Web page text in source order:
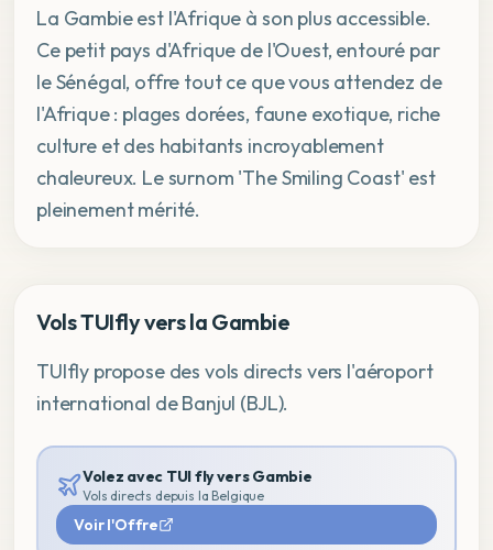
La Gambie est l'Afrique à son plus accessible.
Ce petit pays d'Afrique de l'Ouest, entouré par
le Sénégal, offre tout ce que vous attendez de
l'Afrique : plages dorées, faune exotique, riche
culture et des habitants incroyablement
chaleureux. Le surnom 'The Smiling Coast' est
pleinement mérité.
Vols TUIfly vers la Gambie
TUIfly propose des vols directs vers l'aéroport
international de Banjul (BJL).
Volez avec TUI fly versGambie
Vols directs depuis la Belgique
Voir l'Offre